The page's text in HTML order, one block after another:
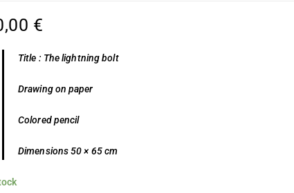
€
Title : The lightning bolt
Drawing on paper
Colored pencil
Dimensions 50 × 65 cm